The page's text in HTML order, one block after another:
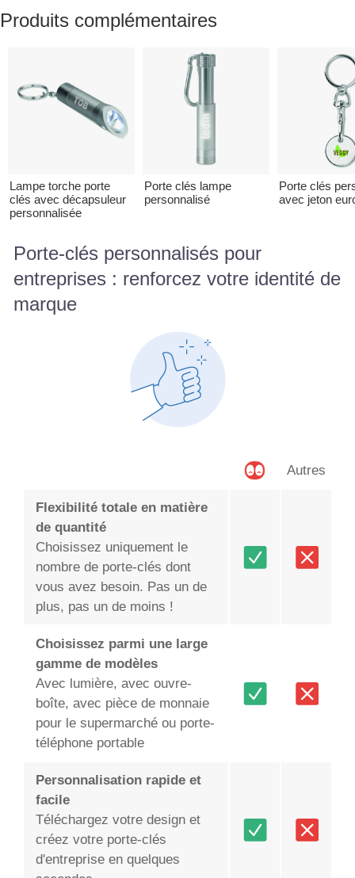
Produits complémentaires
Lampe torche porte
clés avec décapsuleur
personnalisée
Porte clés lampe
personnalisé
Porte clés
avec jeton
Porte-clés personnalisés pour
entreprises : renforcez votre identité de
marque
Autres
Flexibilité totale en matière
de quantité
Choisissez uniquement le
nombre de porte-clés dont
vous avez besoin. Pas un de
plus, pas un de moins !
Choisissez parmi une large
gamme de modèles
Avec lumière, avec ouvre-
boîte, avec pièce de monnaie
pour le supermarché ou porte-
téléphone portable
Personnalisation rapide et
facile
Téléchargez votre design et
créez votre porte-clés
d'entreprise en quelques